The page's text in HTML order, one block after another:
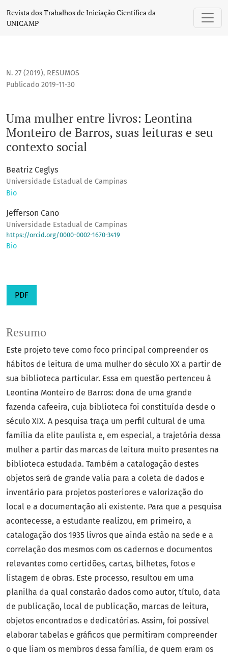
Uma mulher entre livros: Leontina Monteiro de Barros,
Revista dos Trabalhos de Iniciação Científica da
UNICAMP
N. 27 (2019), RESUMOS
Uma mulher entre livros: Leontina
Monteiro de Barros, suas leituras e seu
contexto social
Publicado 2019-11-30
Beatriz Ceglys
Universidade Estadual de Campinas
Bio
Jefferson Cano
Universidade Estadual de Campinas
https://orcid.org/0000-0002-1670-3419
Bio
PDF
Resumo
Este projeto teve como foco principal compreender os
hábitos de leitura de uma mulher do século XX a partir de
sua biblioteca particular. Essa em questão pertenceu à
Leontina Monteiro de Barros: dona de uma grande
fazenda cafeeira, cuja biblioteca foi constituída desde o
século XIX. A pesquisa traça um perfil cultural de uma
família da elite paulista e, em especial, a trajetória dessa
mulher a partir das marcas de leitura muito presentes na
biblioteca estudada. Também a catalogação destes
objetos será de grande valia para a coleta de dados e
inventário para projetos posteriores e valorização do
local e a documentação ali existente. Para que a pesquisa
acontecesse, a estudante realizou, em primeiro, a
catalogação dos 1935 livros que ainda estão na sede e a
correlação dos mesmos com os cadernos e documentos
relevantes como certidões, cartas, bilhetes, fotos e
listagem de obras. Este processo, resultou em uma
planilha da qual constarão dados como autor, título, data
de publicação, local de publicação, marcas de leitura,
objetos encontrados e dedicatórias. Assim, foi possível
elaborar tabelas e gráficos que permitiram compreender
o que liam os membros dessa família, de quem eram os